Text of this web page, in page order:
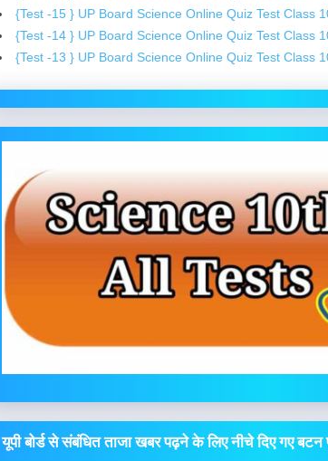
{Test -15 } UP Board Science Online Quiz Test Class
{Test -14 } UP Board Science Online Quiz Test Class
{Test -13 } UP Board Science Online Quiz Test Class
यूपी बोर्ड से संबंधित ताजा खबर पढ़ने के लिए नीचे दिए गए